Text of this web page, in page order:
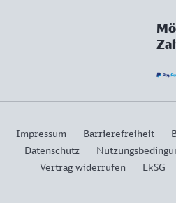
Impressum Barrierefreiheit
Datenschutz
Vertrag widerrufen
LkSG